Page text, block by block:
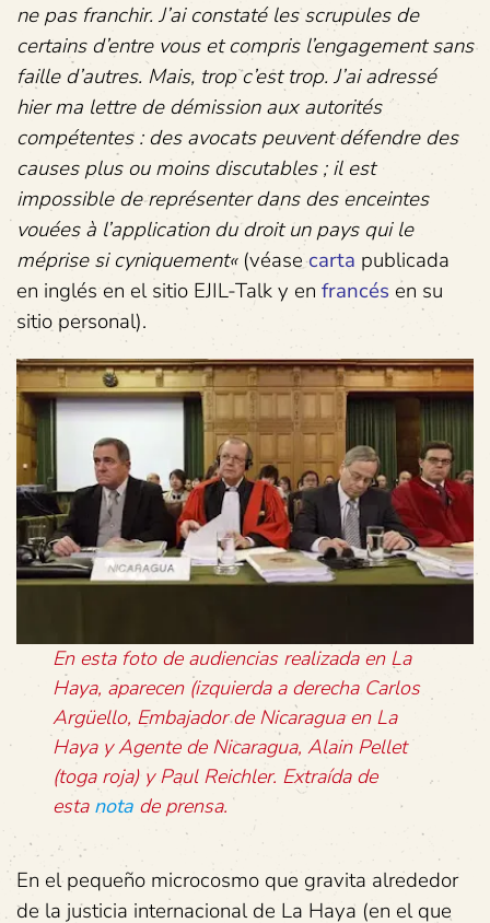
ne pas franchir. J’ai constaté les scrupules de
certains d’entre vous et compris l’engagement sans
faille d’autres. Mais, trop c’est trop. J’ai adressé
hier ma lettre de démission aux autorités
compétentes : des avocats peuvent défendre des
causes plus ou moins discutables ; il est
impossible de représenter dans des enceintes
vouées à l’application du droit un pays qui le
méprise si cyniquement«(véasecarta publicada
en inglés en el sitio EJIL-Talk y en francés en su
sitio personal).
En esta foto de audiencias realizada en La
Haya, aparecen (izquierda a derecha Carlos
Argüello, Embajador de Nicaragua en La
Haya y Agente de Nicaragua, Alain Pellet
(toga roja) y Paul Reichler. Extraída de
esta nota de prensa.
En el pequeño microcosmo que gravita alrededor
de la justicia internacional de La Haya (en el que